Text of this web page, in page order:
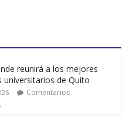
reunirá a los mejores
universitarios de Quito
Comentarios